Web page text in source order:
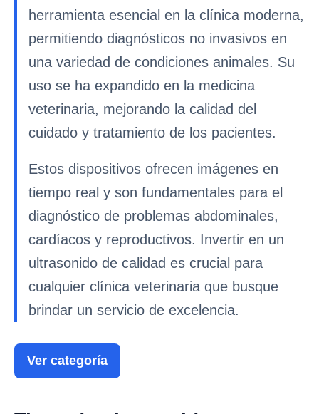
herramienta esencial en la clínica moderna,
permitiendo diagnósticos no invasivos en
una variedad de condiciones animales. Su
uso se ha expandido en la medicina
veterinaria, mejorando la calidad del
cuidado y tratamiento de los pacientes.
Estos dispositivos ofrecen imágenes en
tiempo real y son fundamentales para el
diagnóstico de problemas abdominales,
cardíacos y reproductivos. Invertir en un
ultrasonido de calidad es crucial para
cualquier clínica veterinaria que busque
brindar un servicio de excelencia.
Ver categoría